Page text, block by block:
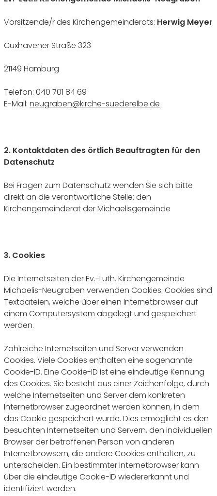
Vorsitzende/r des Kirchengemeinderats: Herwig Meyer
Cuxhavener Straße 323
21149 Hamburg
Telefon: 040 701 84 69
E-Mail: neugraben@kirche-suederelbe.de
2. Kontaktdaten des örtlich Beauftragten für den
Datenschutz
Bei Fragen zum Datenschutz wenden Sie sich bitte
direkt an die verantwortliche Stelle: den
Kirchengemeinderat der Michaelisgemeinde
3. Cookies
Die Internetseiten der Ev.-Luth. Kirchengemeinde
Michaelis-Neugraben verwenden Cookies. Cookies sind
Textdateien, welche über einen Internetbrowser auf
einem Computersystem abgelegt und gespeichert
werden.
Zahlreiche Internetseiten und Server verwenden
Cookies. Viele Cookies enthalten eine sogenannte
Cookie-ID. Eine Cookie-ID ist eine eindeutige Kennung
des Cookies. Sie besteht aus einer Zeichenfolge, durch
welche Internetseiten und Server dem konkreten
Internetbrowser zugeordnet werden können, in dem
das Cookie gespeichert wurde. Dies ermöglicht es den
besuchten Internetseiten und Servern, den individuellen
Browser der betroffenen Person von anderen
Internetbrowsern, die andere Cookies enthalten, zu
unterscheiden. Ein bestimmter Internetbrowser kann
über die eindeutige Cookie-ID wiedererkannt und
identifiziert werden.